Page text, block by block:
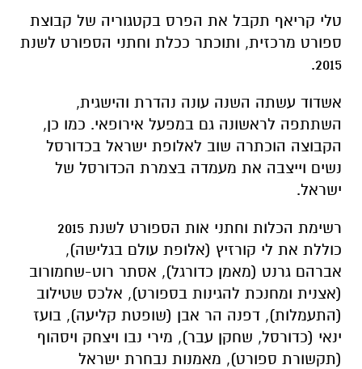
טלי קריאף תקבל את הפרס בקטגוריה של קבוצת
ספורט מרכזית, ותוכתר ככלת וחתני הספורט לשנת
2015.
אשדוד עשתה השנה עונה נהדרת והישגית,
השתתפה לראשונה גם במפעל אירופאי. כמו כן,
הקבוצה הוכתרה שוב לאלופת ישראל בכדורסל
נשים וייצבה את מעמדה בצמרת הכדורסל של
ישראל.
רשימת הכלות וחתני אות הספורט לשנת 2015
כוללת את לי קורזיץ (אלופת עולם בגלישה),
אברהם גרנט (מאמן כדורגל), אסתר רוט-שחמורוב
(אצנית ומחנכת להגינות בספורט), אלכס שטילוב
(התעמלות), דפנה הר אבן (שופטת קליעה), בועז
ינאי (כדורסל, שחקן עבר), מירי נבו ויצחק ויסהוף
(תקשורת ספורט), מאמנות נבחרת ישראל